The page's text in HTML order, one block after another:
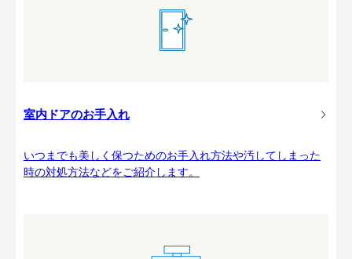
室内ドアのお手入れ
いつまでも美しく保つためのお手入れ方法や汚してしまった
時の対処方法などをご紹介します。